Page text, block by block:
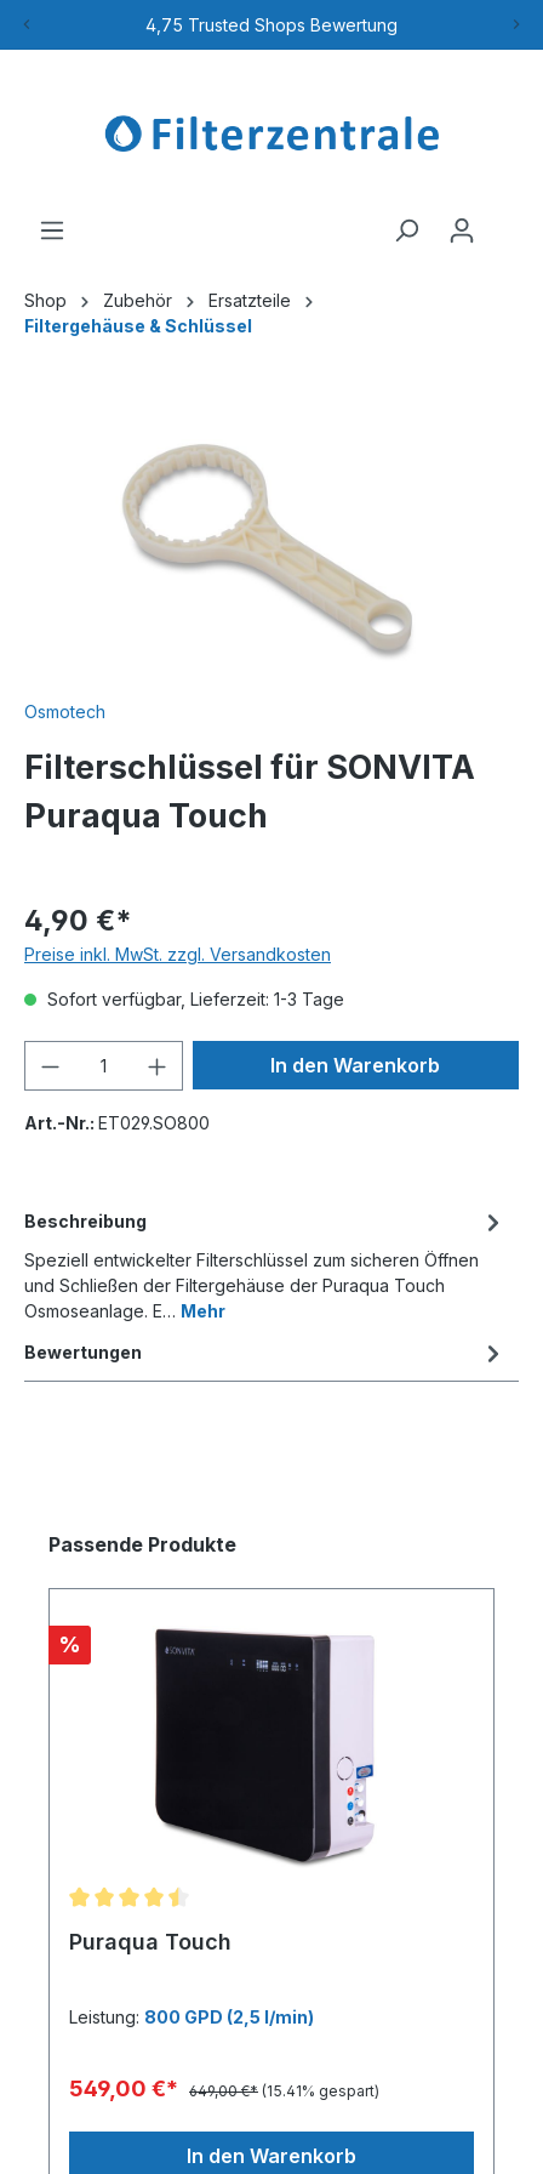
4,75 Trusted Shops Bewertung
Shop Zubehör
Ersatzteile
Filtergehäuse & Schlüssel
Osmotech
Filterschlüssel für SONVITA
Puraqua Touch
4,90 €*
Preise inkl. MwSt. zzgl. Versandkosten
Sofort verfügbar, Lieferzeit: 1-3 Tage
In den Warenkorb
Art.-Nr.: ET029.SO800
Beschreibung
Speziell entwickelter Filterschlüssel zum sicheren Öffnen
und Schließen der Filtergehäuse der Puraqua Touch
Osmoseanlage. E… Mehr
Bewertungen
Passende Produkte
%
Puraqua Touch
Leistung: 800 GPD (2,5 l/min)
549,00 €* 649,00 €* (15.41% gespart)
In den Warenkorb